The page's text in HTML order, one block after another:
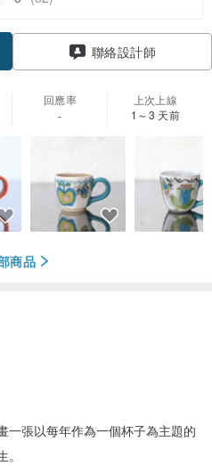
聯絡設計師
回應率
-
上次上線
1～3 天前
商品
一張以每年作為一個杯子為主題的